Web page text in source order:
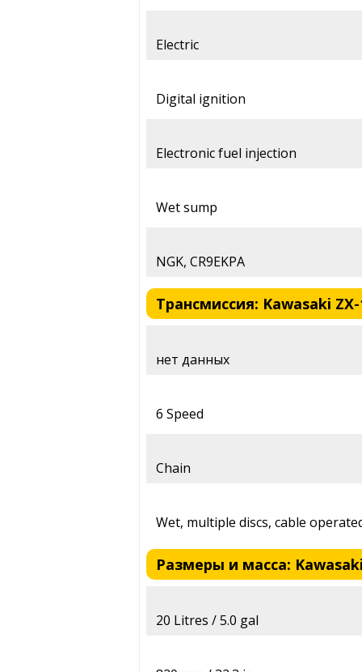
Electric
Digital ignition
Electronic fuel injection
Wet sump
NGK, CR9EKPA
Трансмиссия: Kawasaki ZX-
нет данных
6 Speed
Chain
Wet, multiple discs, cable
Размеры и масса: Kawasaki
20 Litres / 5.0 gal